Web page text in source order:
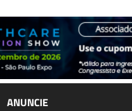
ANUNCIE